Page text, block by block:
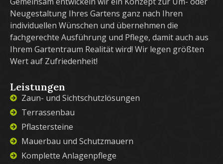
Neugestaltung Ihres Gartens ganz nach Ihren
individuellen Wünschen und übernehmen die
fachgerechte Ausführung und Pflege, damit auch aus
Ihrem Gartentraum Realität wird! Wir legen größten
Wert auf Zufriedenheit!
Leistungen
Zaun- und Sichtschutzlösungen
Terrassenbau
Pflastersteine
Mauerbau und Schutzmauern
Komplette Anlagenpflege